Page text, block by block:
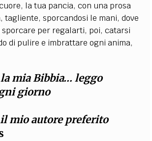
la tua pancia, con una prosa
tagliente, sporcandosi le mani, dove
sporcare per regalarti, poi, catarsi
di pulire e imbrattare ogni anima,
mia Bibbia… leggo
giorno
il mio autore preferito